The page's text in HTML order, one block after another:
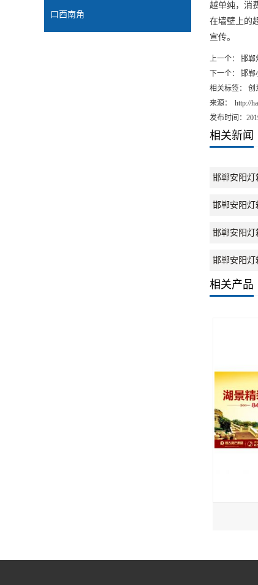
口西南角
越单纯，消
在墙壁上的
宣传。
上一个：
邯郸
下一个：
邯郸
相关标签： 创
来源：
http://
发布时间：
相关新闻
邯郸安阳灯
邯郸安阳灯
邯郸安阳灯
邯郸安阳灯
相关产品